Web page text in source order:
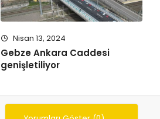
Nisan 13, 2024
Gebze Ankara Caddesi
genişletiliyor